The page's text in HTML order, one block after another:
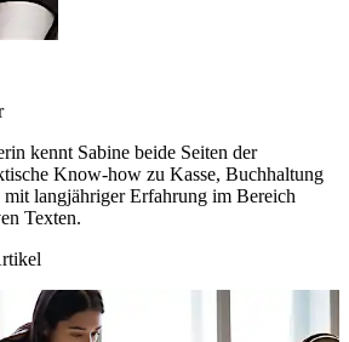
kennt Sabine beide Seiten der
Know-how zu Kasse, Buchhaltung
mit langjähriger Erfahrung im Bereich
Texten.